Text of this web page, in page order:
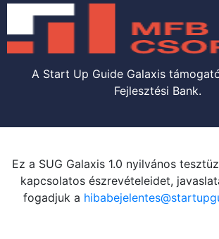
A Start Up Guide Galaxis
Fejlesztési Bank.
Ez a SUG Galaxis 1.0 nyilvános
kapcsolatos észrevételeidet,
fogadjuk a